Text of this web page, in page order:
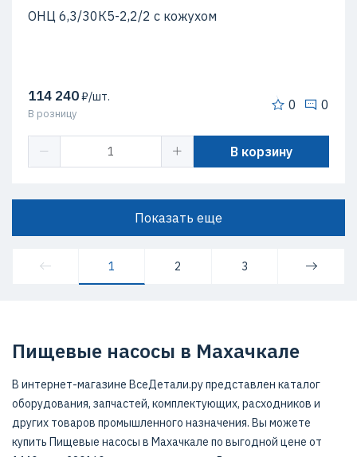
ОНЦ 6,3/30К5-2,2/2 с кожухом
114 240₽/шт.
В розницу
0 0
В корзину
Показать еще
1 2 3
Пищевые насосы в Махачкале
В интернет-магазине ВсеДетали.ру представлен каталог
оборудования, запчастей, комплектующих, расходников и
других товаров промышленного назначения. Вы можете
купить Пищевые насосы в Махачкале по выгодной цене от